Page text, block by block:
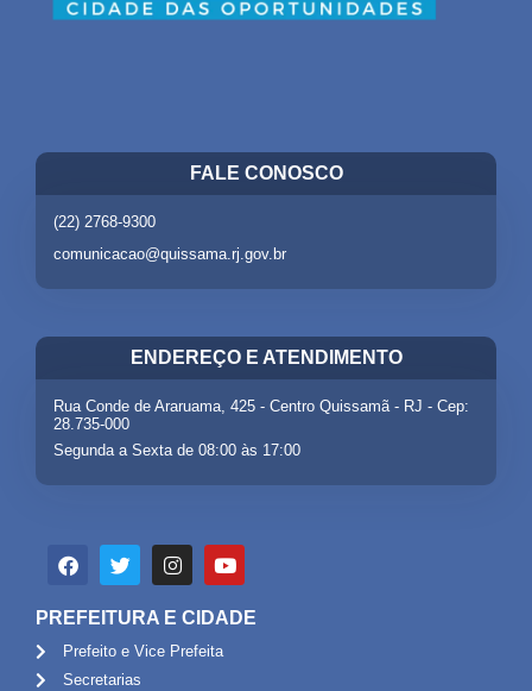
FALE CONOSCO
(22) 2768-9300
comunicacao@quissama.rj.gov.br
ENDEREÇO E ATENDIMENTO
Rua Conde de Araruama, 425 - Centro Quissamã - RJ - Cep:
28.735-000
Segunda a Sexta de 08:00 às 17:00
PREFEITURA E CIDADE
Prefeito e Vice Prefeita
Secretarias